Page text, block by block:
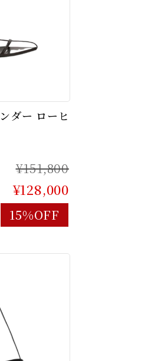
ローヒ
¥151,800
¥128,000
15%OFF